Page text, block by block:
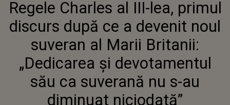
DEVENIT NOUL SUVERAN AL
MARII BRITANII: „DEDICAREA ŞI
DEVOTAMENTUL SĂU CA
SUVERANĂ NU S-AU DIMINUAT
Regele Charles al III-lea, primul
discurs după ce a devenit noul
suveran al Marii Britanii:
„Dedicarea şi devotamentul
său ca suverană nu s-au
diminuat niciodată”